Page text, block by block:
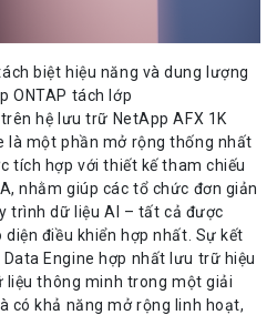
biệt hiệu năng và dung lượng
ONTAP tách lớp
hệ lưu trữ NetApp AFX 1K
là một phần mở rộng thống nhất
tích hợp với thiết kế tham chiếu
nhằm giúp các tổ chức đơn giản
trình dữ liệu AI – tất cả được
điều khiển hợp nhất. Sự kết
Engine hợp nhất lưu trữ hiệu
liệu thông minh trong một giải
có khả năng mở rộng linh hoạt,